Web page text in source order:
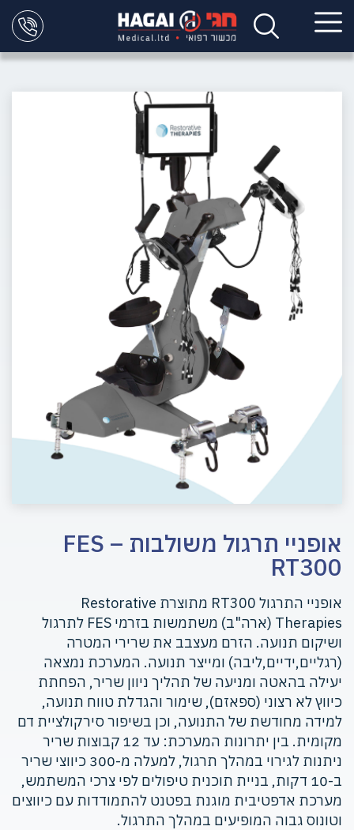
אופניי תרגול משולבות FES –
RT300
אופניי התרגול RT300 מתוצרת Restorative
Therapies (ארה"ב) משתמשות בזרמי FES לתרגול
ושיקום תנועה. הזרם מעצבב את שרירי המטרה
(רגליים,ידיים,ליבה) ומייצר תנועה. המערכת נמצאה
יעילה בהאטה ומניעה של תהליך ניוון שריר, הפחתת
כיווץ לא רצוני (ספאזם), שימור והגדלת טווח תנועה,
למידה מחודשת של התנועה, וכן בשיפור סירקולציית דם
מקומית. בין יתרונות המערכת: עד 12 קבוצות שריר
ניתנות לגירוי במהלך תרגול, למעלה מ-300 כיווצי שריר
ב-10 דקות, בניית תוכנית טיפולים לפי צרכי המשתמש,
מערכת אדפטיבית מוגנת בפטנט להתמודדות עם כיווצים
וטונוס גבוה המופיעים במהלך התרגול.